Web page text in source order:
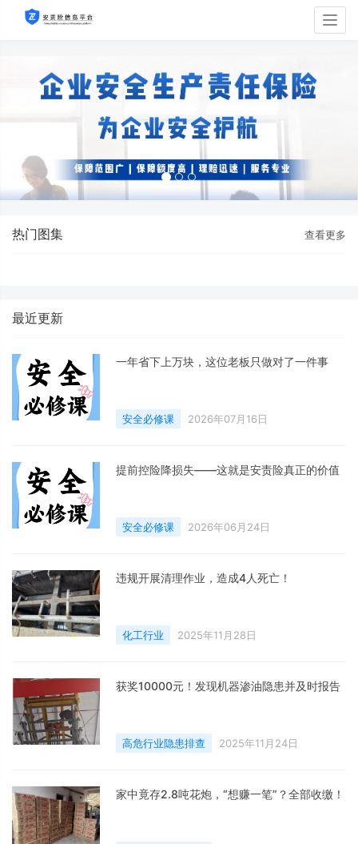
热门图集 查看更多
最近更新
一年省下上万块，这位老板只做对了一件事
安全必修课 2026年07月16日
提前控险降损失——这就是安责险真正的价值
安全必修课 2026年06月24日
违规开展清理作业，造成4人死亡！
化工行业 2025年11月28日
获奖10000元！发现机器渗油隐患并及时报告
高危行业隐患排查 2025年11月24日
家中竟存2.8吨花炮，“想赚一笔”？全部收缴！